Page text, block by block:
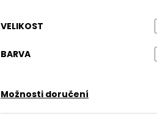
VELIKOST
BARVA
Možnosti doručení